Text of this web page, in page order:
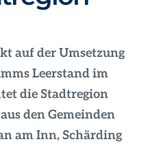
auf der Umsetzung
Leerstand im
die Stadtregion
den Gemeinden
am Inn, Schärding